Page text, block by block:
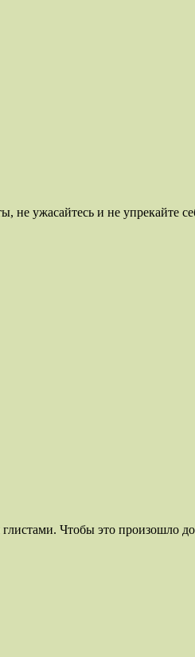
ужасайтесь и не упрекайте
Чтобы это произошло